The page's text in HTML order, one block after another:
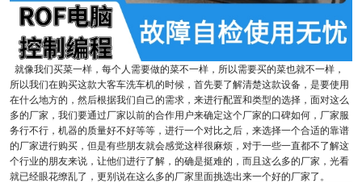
就像我们买菜一样，每个人需要做的菜不一样，所以需要买的菜也就不一样，
所以我们在购买这款大客车洗车机的时候，首先要了解清楚这款设备，是要使用
在什么地方的，然后根据我们自己的需求，来进行配置和类型的选择，面对这么
多的厂家，我们要通过厂家以前的合作用户来确定这个厂家的口碑如何，厂家服
务行不行，机器的质量好不好等等，进行一个对比之后，来选择一个合适的靠谱
的厂家进行购买，但是有些朋友就会感觉这样很麻烦，对于一些一直都不了解这
个行业的朋友来说，让他们进行了解，的确是挺难的，而且这么多的厂家，光看
就已经眼花缭乱了，更别说在这么多的厂家里面挑选出来一个好的厂家了。